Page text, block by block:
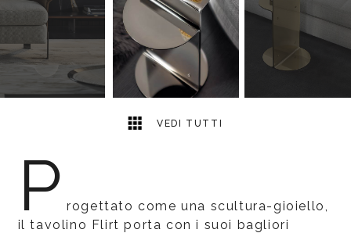
VEDI TUTTI
P rogettato come una scultura-gioiello,
il tavolino Flirt porta con i suoi bagliori